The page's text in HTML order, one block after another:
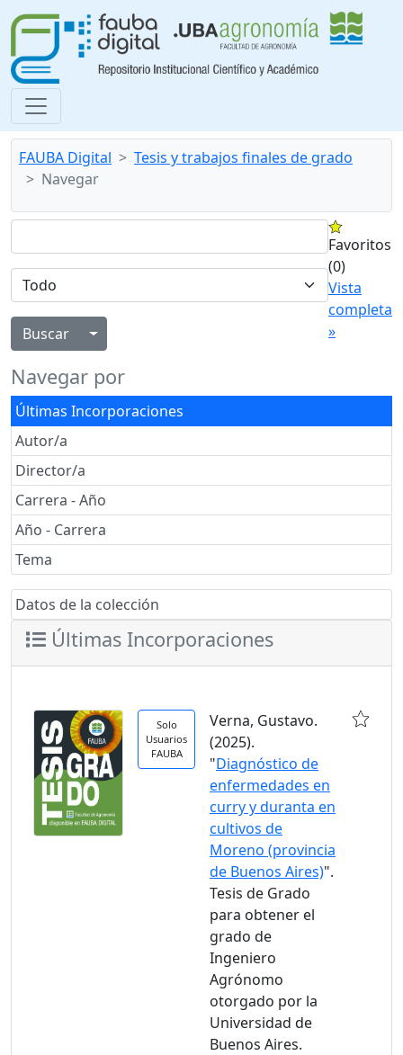
FAUBA Digital
Tesis y trabajos finales de grado
Navegar
Alternar menú desplegable
Favoritos
(0)
Vista
completa
»
Navegar por
Últimas Incorporaciones
Autor/a
Director/a
Carrera - Año
Año - Carrera
Tema
Datos de la colección
Últimas Incorporaciones
Solo
Usuarios
FAUBA
Verna, Gustavo.
(2025).
"Diagnóstico de
enfermedades en
curry y duranta en
cultivos de
Moreno (provincia
de Buenos Aires)".
Tesis de Grado
para obtener el
grado de
Ingeniero
Agrónomo
otorgado por la
Universidad de
Buenos Aires.